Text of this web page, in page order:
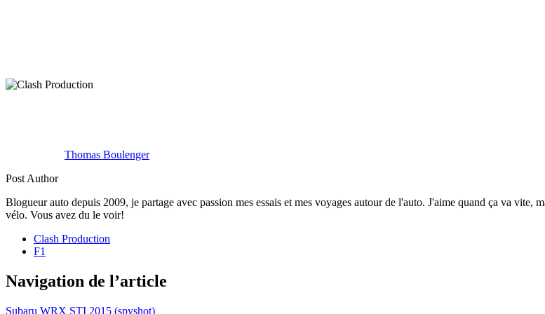
Thomas Boulenger
Post Author
Blogueur auto depuis 2009, je partage avec passion mes essais et mes voyages autour de l'auto. J'aime quand ça va
vélo. Vous avez du le voir!
Clash Production
F1
Navigation de l’article
Subaru WRX STI 2015 (spyshot)